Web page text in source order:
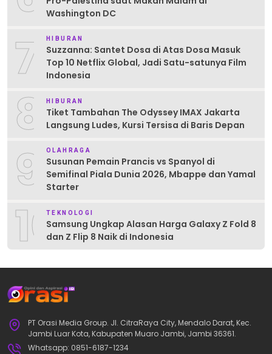
Washington DC
7 HIBURAN
Suzzanna: Santet Dosa di Atas Dosa Masuk
Top 10 Netflix Global, Jadi Satu-satunya Film
Indonesia
8 HIBURAN
Tiket Tambahan The Odyssey IMAX Jakarta
Langsung Ludes, Kursi Tersisa di Baris Depan
9 OLAHRAGA
Susunan Pemain Prancis vs Spanyol di
Semifinal Piala Dunia 2026, Mbappe dan Yamal
Starter
10TEKNOLOGI
Samsung Ungkap Alasan Harga Galaxy Z Fold 8
dan Z Flip 8 Naik di Indonesia
PT Orasi Media Group. Jl. CitraRaya City, Mendalo Darat, Kec.
Jambi Luar Kota, Kabupaten Muaro Jambi, Jambi 36361.
Whatsapp: 0851-6187-1234